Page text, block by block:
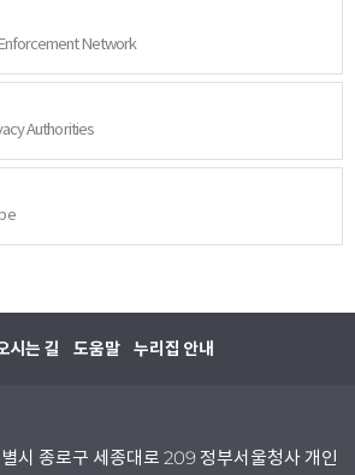
Network
Authorities
시는 길 도움말 누리집 안내
시 종로구 세종대로 209 정부서울청사 개인